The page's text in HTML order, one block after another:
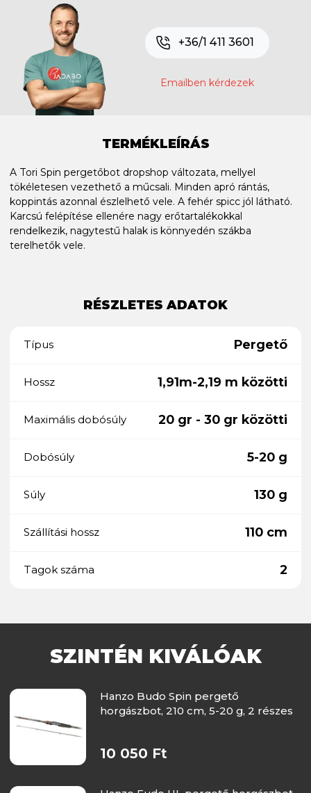
+36/1 411 3601
Emailben kérdezek
TERMÉKLEÍRÁS
A Tori Spin pergetőbot dropshop változata, mellyel
tökéletesen vezethető a műcsali. Minden apró rántás,
koppintás azonnal észlelhető vele. A fehér spicc jól látható.
Karcsú felépítése ellenére nagy erőtartalékokkal
rendelkezik, nagytestű halak is könnyedén szákba
terelhetők vele.
RÉSZLETES ADATOK
Típus Pergető
Hossz 1,91m-2,19 m közötti
Maximális dobósúly 20 gr - 30 gr közötti
Dobósúly 5-20 g
Súly 130 g
Szállítási hossz 110 cm
Tagok száma 2
SZINTÉN KIVÁLÓAK
Hanzo Budo Spin pergető
horgászbot, 210 cm, 5-20 g, 2 részes
10 050 Ft